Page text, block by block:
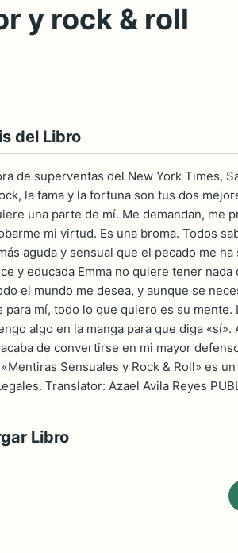
y rock & roll
del Libro
de superventas del New York Times,
la fama y la fortuna son tus dos
una parte de mí. Me demandan, me
mi virtud. Es una broma. Todos
aguda y sensual que el pecado me
y educada Emma no quiere tener
el mundo me desea, y aunque se
para mí, todo lo que quiero es su
algo en la manga para que diga
de convertirse en mi mayor
Sensuales y Rock & Roll» es
Translator: Azael Avila Reyes
Libro